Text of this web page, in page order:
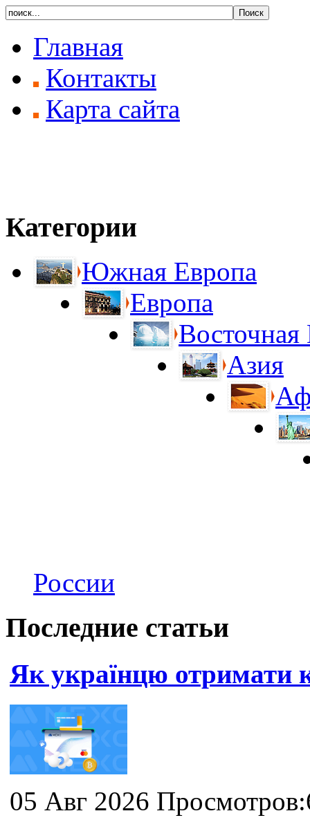
Главная
Контакты
Карта сайта
Категории
Южная Европа
Европа
Восточная
Азия
России
Последние статьи
Як українцю отримати
05 Авг 2026